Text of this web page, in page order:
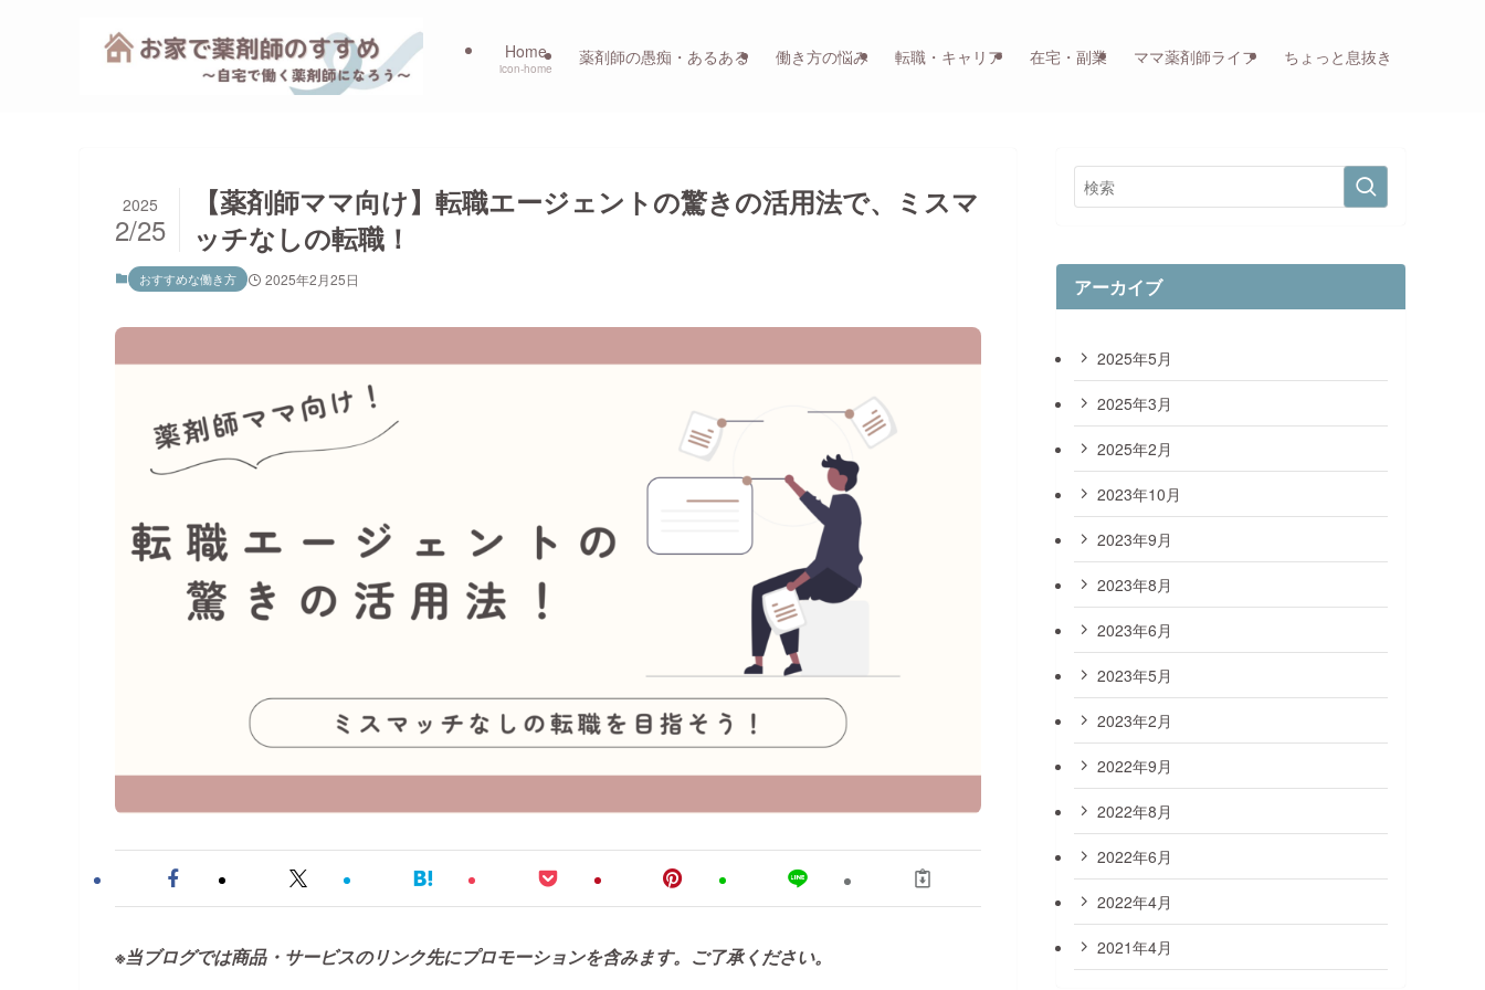
Home
icon-home
薬剤師の愚痴・あるある 働き方の悩み 転職・キャリア 在宅・副業 ママ薬剤師ライフ ちょっと息抜き
【薬剤師ママ向け】転職エージェントの驚きの活用法で、ミスマ
ッチなしの転職！
2025
2/25
おすすめな働き方 2025年2月25日
※当ブログでは商品・サービスのリンク先にプロモーションを含みます。ご了承ください。
アーカイブ
2025年5月
2025年3月
2025年2月
2023年10月
2023年9月
2023年8月
2023年6月
2023年5月
2023年2月
2022年9月
2022年8月
2022年6月
2022年4月
2021年4月